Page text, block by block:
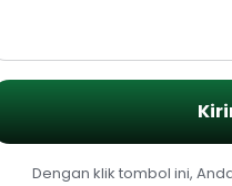
Dengan klik tombol ini,